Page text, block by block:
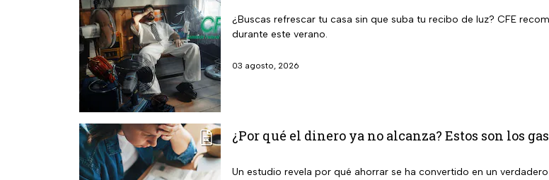
¿Buscas refrescar tu casa sin que suba tu recibo de luz? CFE
durante este verano.
03 agosto, 2026
¿Por qué el dinero ya no alcanza? Estos son los
Un estudio revela por qué ahorrar se ha convertido en un